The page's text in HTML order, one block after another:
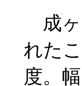
成ヶ
れた
度。